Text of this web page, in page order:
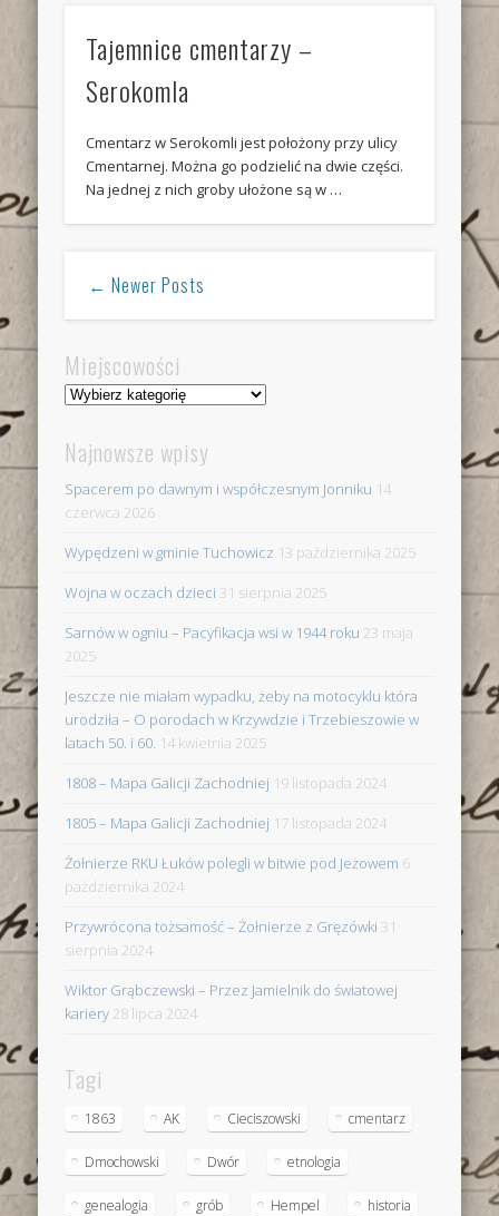
Tajemnice cmentarzy –
Serokomla
Cmentarz w Serokomli jest położony przy ulicy
Cmentarnej. Można go podzielić na dwie części.
Na jednej z nich groby ułożone są w …
← Newer Posts
Miejscowości
Miejscowości
Najnowsze wpisy
Spacerem po dawnym i współczesnym Jonniku 14
czerwca 2026
Wypędzeni w gminie Tuchowicz 13 października 2025
Wojna w oczach dzieci 31 sierpnia 2025
Sarnów w ogniu – Pacyfikacja wsi w 1944 roku 23 maja
2025
Jeszcze nie miałam wypadku, żeby na motocyklu która
urodziła – O porodach w Krzywdzie i Trzebieszowie w
latach 50. i 60. 14 kwietnia 2025
1808 – Mapa Galicji Zachodniej 19 listopada 2024
1805 – Mapa Galicji Zachodniej 17 listopada 2024
Żołnierze RKU Łuków polegli w bitwie pod Jeżowem 6
października 2024
Przywrócona tożsamość – Żołnierze z Gręzówki 31
sierpnia 2024
Wiktor Grąbczewski – Przez Jamielnik do światowej
kariery 28 lipca 2024
Tagi
1863 AK Cieciszowski cmentarz
Dmochowski Dwór etnologia
genealogia grób Hempel historia